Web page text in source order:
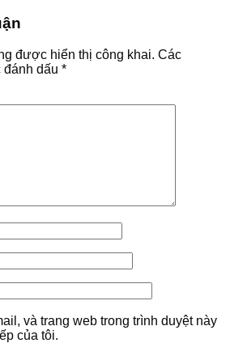
được hiển thị công khai. Các
dấu *
và trang web trong trình duyệt này
của tôi.